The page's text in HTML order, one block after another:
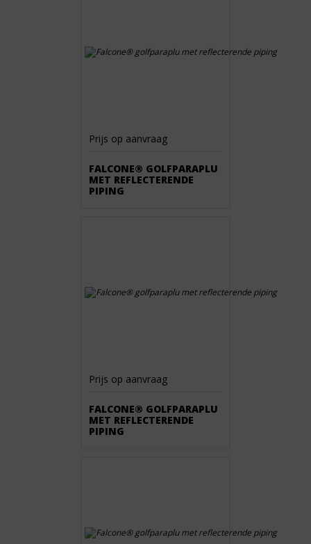
Prijs op aanvraag
FALCONE® GOLFPARAPLU
MET REFLECTERENDE
PIPING
Prijs op aanvraag
FALCONE® GOLFPARAPLU
MET REFLECTERENDE
PIPING